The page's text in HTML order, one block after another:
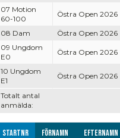
Totalt antal
anmälda:
07 Motion
60-100
Östra Open 2026
08 Dam Östra Open 2026
09 Ungdom
E0
Östra Open 2026
10 Ungdom
E1
Östra Open 2026
Startnr Förnamn Efternamn